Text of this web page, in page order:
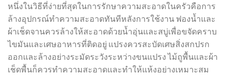
หนึ่งในวิธีที่ง่ายที่สุดในการรักษาความสะอาดในครัวคือการ
ล้างอุปกรณ์ทำความสะอาดทันทีหลังการใช้งาน ฟองน้ำและ
ผ้าเช็ดจานควรล้างให้สะอาดด้วยน้ำอุ่นและสบู่เพื่อขจัดคราบ
ไขมันและเศษอาหารที่ติดอยู่ แปรงควรสะบัดเศษสิ่งสกปรก
ออกและล้างอย่างระมัดระวังระหว่างขนแปรง ไม้ถูพื้นและผ้า
เช็ดพื้นก็ควรทำความสะอาดและทำให้แห้งอย่างเหมาะสม